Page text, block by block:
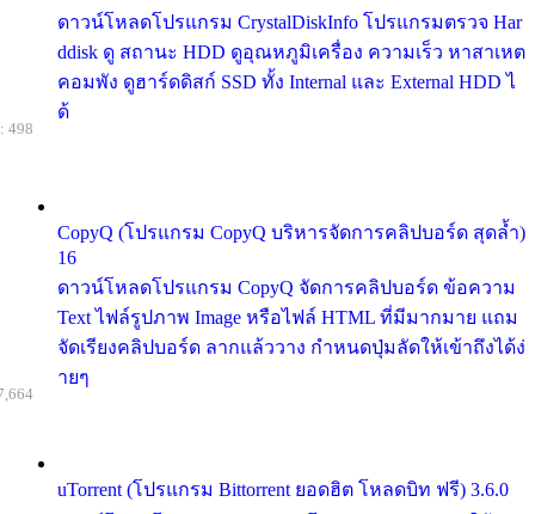
ดาวน์โหลดโปรแกรม CrystalDiskInfo โปรแกรมตรวจ Har
ddisk ดู สถานะ HDD ดูอุณหภูมิเครื่อง ความเร็ว หาสาเหต
คอมพัง ดูฮาร์ดดิสก์ SSD ทั้ง Internal และ External HDD ไ
ด้
CopyQ (โปรแกรม CopyQ บริหารจัดการคลิปบอร์ด สุดล้ำ)
16
ดาวน์โหลดโปรแกรม CopyQ จัดการคลิปบอร์ด ข้อความ
Text ไฟล์รูปภาพ Image หรือไฟล์ HTML ที่มีมากมาย แถม
จัดเรียงคลิปบอร์ด ลากแล้ววาง กำหนดปุ่มลัดให้เข้าถึงได้ง่
ายๆ
498
uTorrent (โปรแกรม Bittorrent ยอดฮิต โหลดบิท ฟรี) 3.6.0